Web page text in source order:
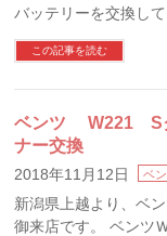
バッテリーを交換し
この記事を読む
ベンツ W221 S
ナー交換
2018年11月12日 ベ
新潟県上越より、ベ
御来店です。 ベンツ